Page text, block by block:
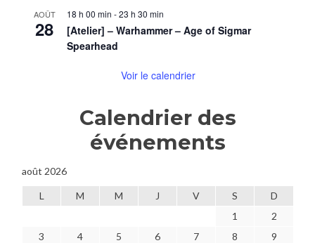
AOÛT
28
18 h 00 min -23 h 30 min
[Atelier] – Warhammer – Age of Sigmar
Spearhead
Voir le calendrier
Calendrier des
événements
août 2026
L M M J V S
D
1
2
3
4 5 6 7 8
9